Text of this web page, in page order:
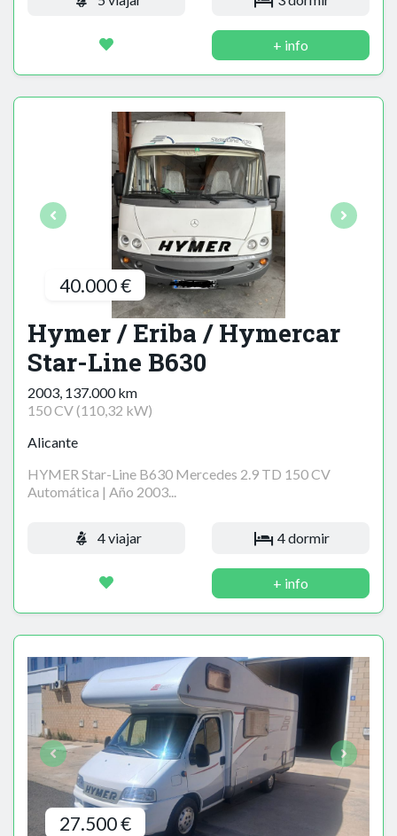
+ info
40.000 €
Hymer / Eriba / Hymercar
Star-Line B630
2003, 137.000 km
150 CV (110,32 kW)
Alicante
HYMER Star-Line B630 Mercedes 2.9 TD 150 CV
Automática | Año 2003...
4 viajar 4 dormir
+ info
27.500 €